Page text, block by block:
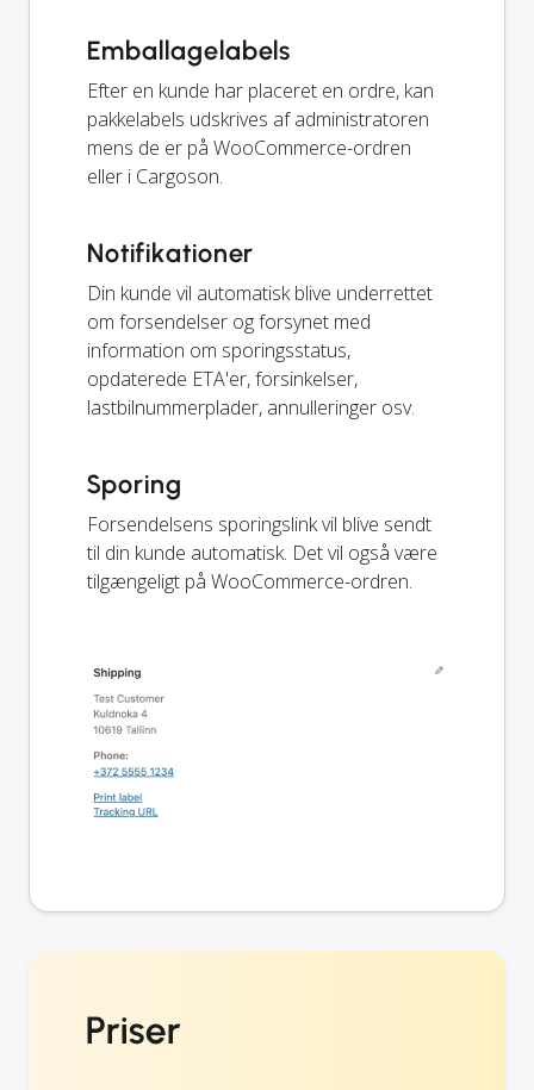
Emballagelabels
Efter en kunde har placeret en ordre, kan
pakkelabels udskrives af administratoren
mens de er på WooCommerce-ordren
eller i Cargoson.
Notifikationer
Din kunde vil automatisk blive underrettet
om forsendelser og forsynet med
information om sporingsstatus,
opdaterede ETA'er, forsinkelser,
lastbilnummerplader, annulleringer osv.
Sporing
Forsendelsens sporingslink vil blive sendt
til din kunde automatisk. Det vil også være
tilgængeligt på WooCommerce-ordren.
Priser